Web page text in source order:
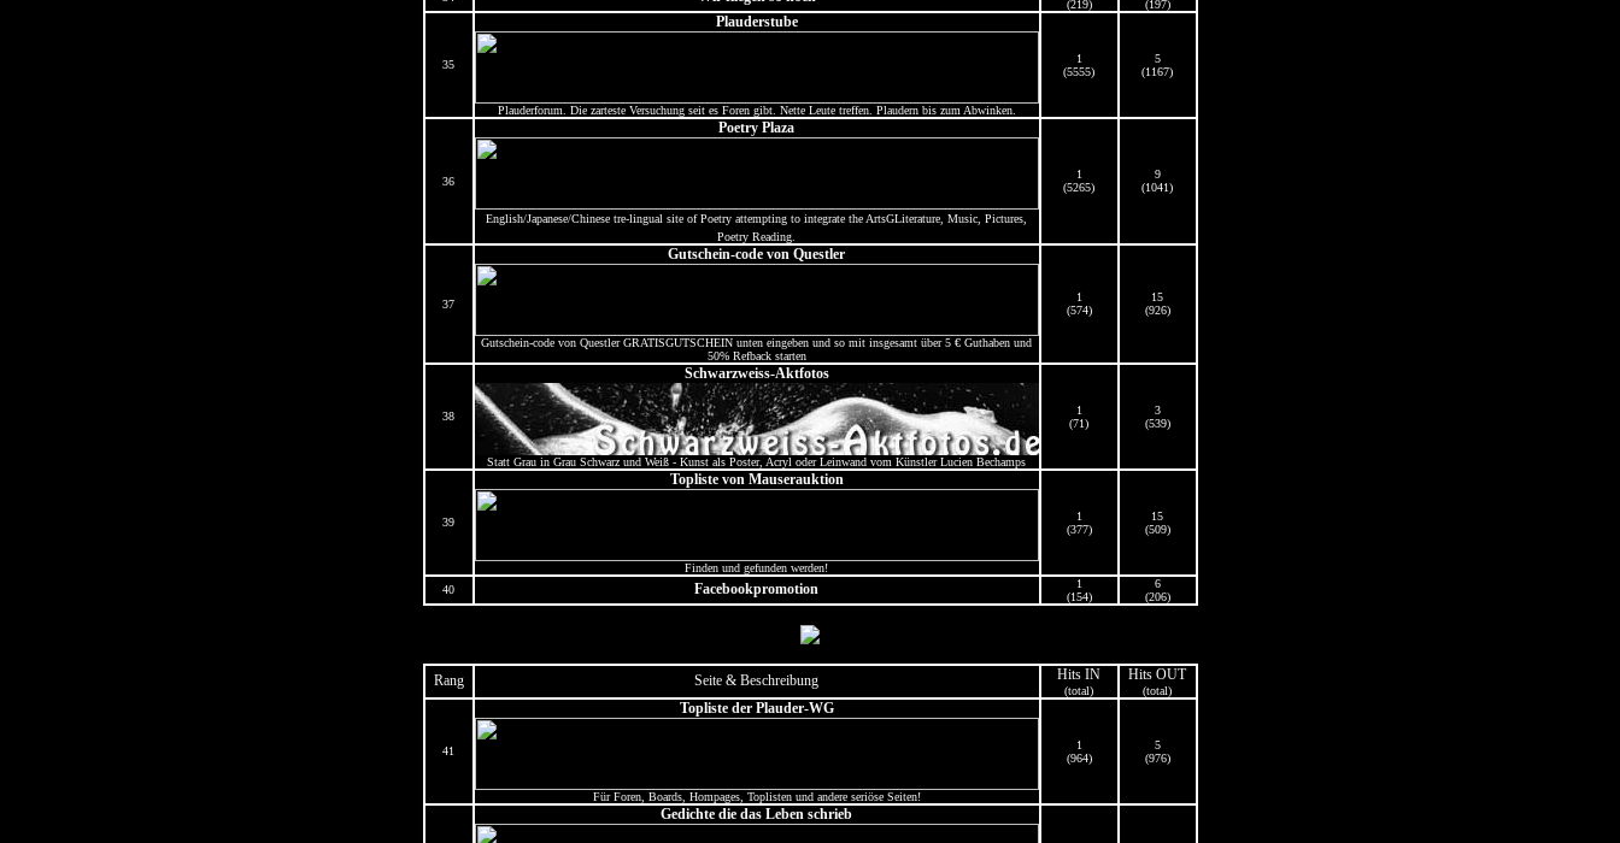
(219)
(197)
35
Plauderstube
Plauderforum. Die zarteste Versuchung seit es Foren gibt. Nette Leute treffen. Plaudern bis zum Abwinken.
1
(5555)
5
(1167)
36
Poetry Plaza
English/Japanese/Chinese tre-lingual site of Poetry attempting to integrate the ArtsGLiterature, Music, Pictures,
Poetry Reading.
1
(5265)
9
(1041)
37
Gutschein-code von Questler
Gutschein-code von Questler GRATISGUTSCHEIN unten eingeben und so mit insgesamt über 5 € Guthaben und
50% Refback starten
1
(574)
15
(926)
38
Schwarzweiss-Aktfotos
Statt Grau in Grau Schwarz und Weiß - Kunst als Poster, Acryl oder Leinwand vom Künstler Lucien Bechamps
1
(71)
3
(539)
39
Topliste von Mauserauktion
Finden und gefunden werden!
1
(377)
15
(509)
40 Facebookpromotion
1
(154)
6
(206)
Rang Seite & Beschreibung Hits IN
(total)
Hits OUT
(total)
41
Topliste der Plauder-WG
Für Foren, Boards, Hompages, Toplisten und andere seriöse Seiten!
1
(964)
5
(976)
Gedichte die das Leben schrieb